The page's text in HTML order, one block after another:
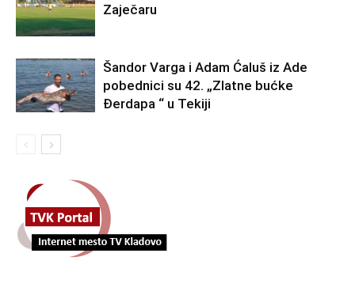
Zaječaru
Šandor Varga i Adam Ćaluš iz Ade
pobednici su 42. „Zlatne bućke
Đerdapa “ u Tekiji